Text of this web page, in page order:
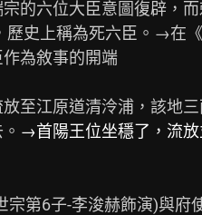
的六位大臣意圖復辟，
歷史上稱為死六臣。→在
為敘事的開端
至江原道清泠浦，該地
→首陽王位坐穩了，流
第6子-李浚赫飾演)與府